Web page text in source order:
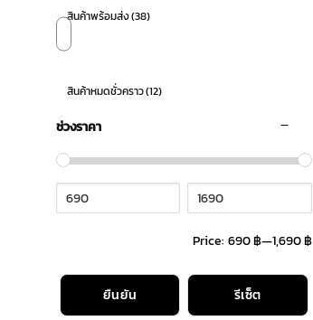
สินค้าพร้อมส่ง(38)
สินค้าหมดชั่วคราว(12)
ช่วงราคา
Price: 690 ฿—1,690 ฿
ยืนยัน รีเซ็ต